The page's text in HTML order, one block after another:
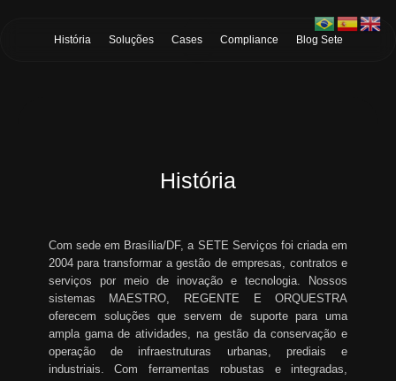
História Soluções Cases Compliance Blog Sete
História
Com sede em Brasília/DF, a SETE Serviços foi criada em
2004 para transformar a gestão de empresas, contratos e
serviços por meio de inovação e tecnologia. Nossos
sistemas MAESTRO, REGENTE E ORQUESTRA
oferecem soluções que servem de suporte para uma
ampla gama de atividades, na gestão da conservação e
operação de infraestruturas urbanas, prediais e
industriais. Com ferramentas robustas e integradas,